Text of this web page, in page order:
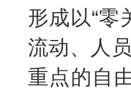
形成以“零
流动、人
重点的自